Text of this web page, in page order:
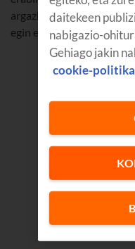
argazkiak, erabili
egin erreserbak. Erraz
daitekeen
nabigazio-
Gehiago jakin
cookie-politika